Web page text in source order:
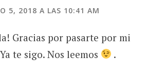
5, 2018 A LAS 10:41 AM
Gracias por pasarte por mi
te sigo. Nos leemos
.